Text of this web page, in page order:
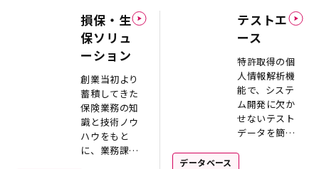
損保・生
保ソリュ
ーション
創業当初より
蓄積してきた
保険業務の知
識と技術ノウ
ハウをもと
に、業務課題
テストエ
ース
特許取得の個
人情報解析機
能で、システ
ム開発に欠か
せないテスト
データを簡単
データベース